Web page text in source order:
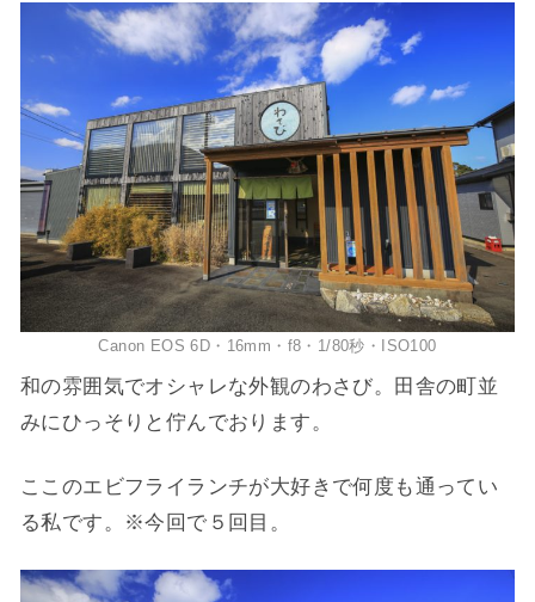
Canon EOS 6D・16mm・f8・1/80秒・ISO100
和の雰囲気でオシャレな外観のわさび。田舎の町並
みにひっそりと佇んでおります。
ここのエビフライランチが大好きで何度も通ってい
る私です。※今回で５回目。